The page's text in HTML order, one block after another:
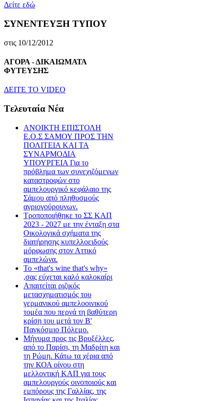
Δείτε εδώ
ΣΥΝΕΝΤΕΥΞΗ ΤΥΠΟΥ
στις 10/12/2012
ΑΓΟΡΑ - ΔΙΚΑΙΩΜΑΤΑ
ΦΥΤΕΥΣΗΣ
ΔEITE TO VIDEO
Tελευταία Nέα
ΑΝΟΙΚΤΗ ΕΠΙΣΤΟΛΗ
Ε.Ο.Σ ΣΑΜΟΥ ΠΡΟΣ ΤΗΝ
ΠΟΛΙΤΕΙΑ ΚΑΙ ΤΑ
ΣΥΝΑΡΜΟΔΙΑ
ΥΠΟΥΡΓΕΙΑ Για το
πρόβλημα των συνεχιζόμενων
καταστροφών στο
αμπελουργικό κεφάλαιο της
Σάμου από πληθυσμούς
αγριογούρουνων.
Τροποποιήθηκε το ΣΣ ΚΑΠ
2023 - 2027 με την ένταξη στα
Οικολογικά σχήματα της
διατήρησης κυπελλοειδούς
μόρφωσης στον Αττικό
αμπελώνα.
Το «that's wine that's why»
,σας εύχεται καλό καλοκαίρι
Απαιτείται ριζικός
μετασχηματισμός του
γερμανικού αμπελοοινικού
τομέα που περνά τη βαθύτερη
κρίση του μετά τον Β'
Παγκόσμιο Πόλεμο.
Μήνυμα προς τις Βρυξέλλες,
από το Παρίσι, τη Μαδρίτη και
τη Ρώμη. Κάτω τα χέρια από
την ΚΟΑ οίνου στη
μελλοντική ΚΑΠ για τους
αμπελουργούς οινοποιούς και
εμπόρους της Γαλλίας, της